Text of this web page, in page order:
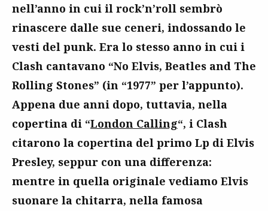
nell’anno in cui il rock’n’roll sembrò
rinascere dalle sue ceneri, indossando le
vesti del punk. Era lo stesso anno in cui i
Clash cantavano “No Elvis, Beatles and The
Rolling Stones” (in “1977” per l’appunto).
Appena due anni dopo, tuttavia, nella
copertina di “London Calling“, i Clash
citarono la copertina del primo Lp di Elvis
Presley, seppur con una differenza:
mentre in quella originale vediamo Elvis
suonare la chitarra, nella famosa